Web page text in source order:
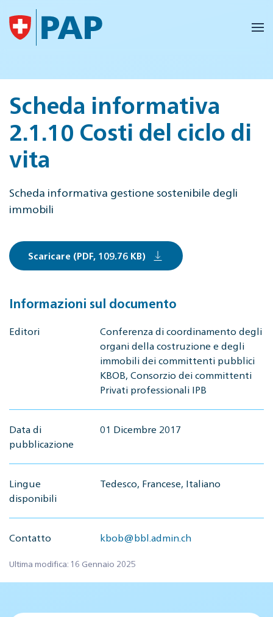
Skip to main content
Scheda informativa
2.1.10 Costi del ciclo di
vita
Scheda informativa gestione sostenibile degli
immobili
Scaricare (PDF, 109.76 KB)
Informazioni sul documento
Editori
Conferenza di coordinamento degli
organi della costruzione e degli
immobili dei committenti pubblici
KBOB, Consorzio dei committenti
Privati professionali IPB
Data di
pubblicazione
01 Dicembre 2017
Lingue
disponibili
Tedesco, Francese, Italiano
Contatto kbob@bbl.admin.ch
Ultima modifica: 16 Gennaio 2025